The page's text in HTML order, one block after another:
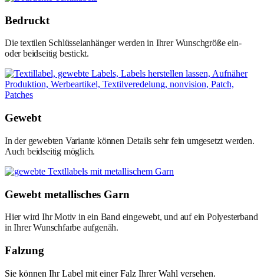
Bedruckt
Die textilen Schlüsselanhänger werden in Ihrer Wunschgröße ein-
oder beidseitig bestickt.
Gewebt
In der gewebten Variante können Details sehr fein umgesetzt werden.
Auch beidseitig möglich.
Gewebt metallisches Garn
Hier wird Ihr Motiv in ein Band eingewebt, und auf ein Polyesterband
in Ihrer Wunschfarbe aufgenäh.
Falzung
Sie können Ihr Label mit einer Falz Ihrer Wahl versehen.